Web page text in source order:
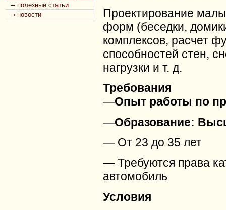
полезные статьи
новости
Проектирование
форм (беседки,
комплексов, расчет
способностей стен,
нагрузки и т. д.
Требования
—Опыт работы по
—Образование:
— От 23 до 35 лет
— Требуются права
автомобиль
Условия